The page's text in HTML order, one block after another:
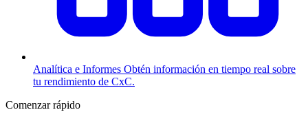
Analítica e Informes Obtén información en tiempo real sobre
tu rendimiento de CxC.
Comenzar rápido